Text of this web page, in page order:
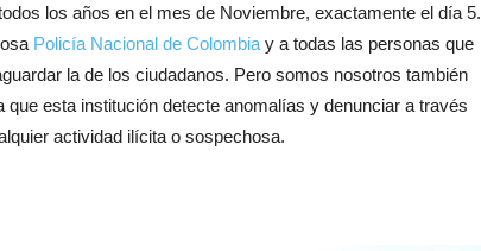
los años en el mes de Noviembre, exactamente el día 5.
Policía Nacional de Colombia y a todas las personas que
la de los ciudadanos. Pero somos nosotros también
esta institución detecte anomalías y denunciar a través
actividad ilícita o sospechosa.